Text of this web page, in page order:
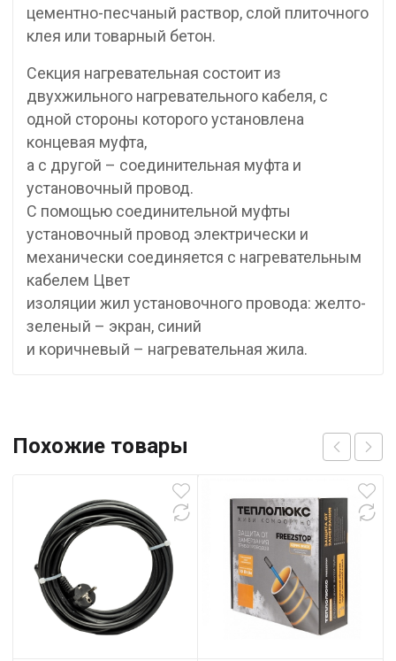
цементно-песчаный раствор, слой плиточного
клея или товарный бетон.
Секция нагревательная состоит из
двухжильного нагревательного кабеля, с
одной стороны которого установлена
концевая муфта,
а с другой – соединительная муфта и
установочный провод.
С помощью соединительной муфты
установочный провод электрически и
механически соединяется с нагревательным
кабелем Цвет
изоляции жил установочного провода: желто-
зеленый – экран, синий
и коричневый – нагревательная жила.
Похожие товары